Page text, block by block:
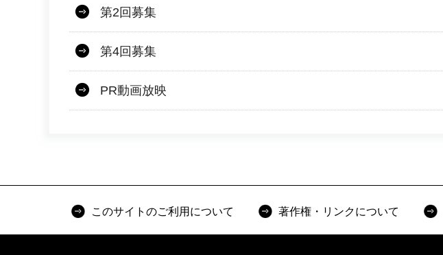
第2回募集
第4回募集
PR動画放映
このサイトのご利用について 著作権・リンクについて